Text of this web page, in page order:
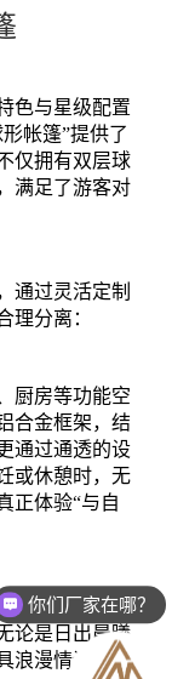
色与星级配置
帐篷”提供了
仅拥有双层球
满足了游客对
通过灵活定制
理分离：
厨房等功能空
合金框架，结
通过通透的设
或休憩时，无
正体验“与自
障私密性。配
论是日出晨曦
浪漫情调的住
你们厂家在哪？